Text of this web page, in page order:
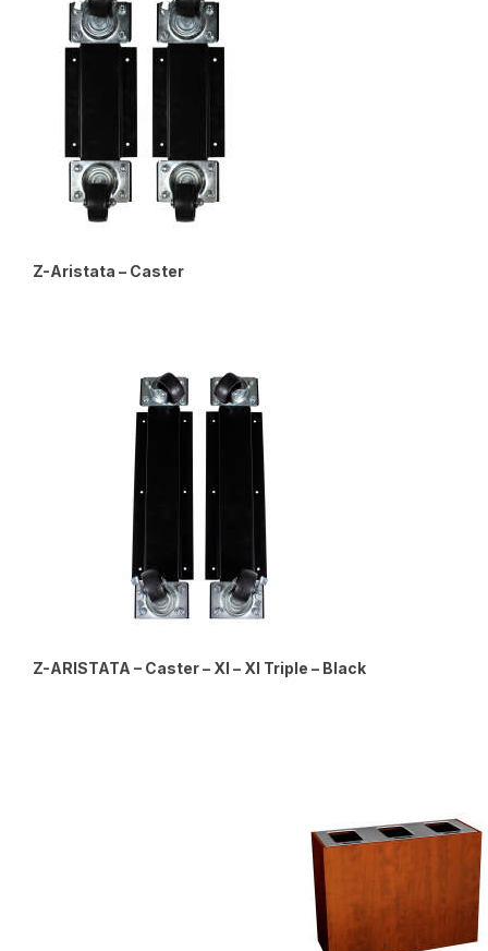
Z-Aristata – Caster
Z-ARISTATA – Caster – Xl – Xl Triple – Black